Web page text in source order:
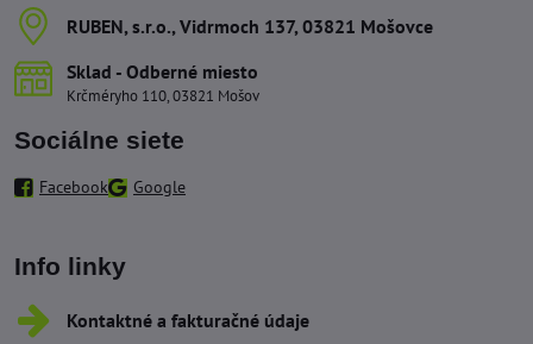
RUBEN, s​.r​.o​., Vidrmoch 137, 03821 Mošovce
Sklad - Odberné miesto
Krčméryho 110, 03821 Mošov
Sociálne siete
Facebook Google
Info linky
Kontaktné a fakturačné údaje